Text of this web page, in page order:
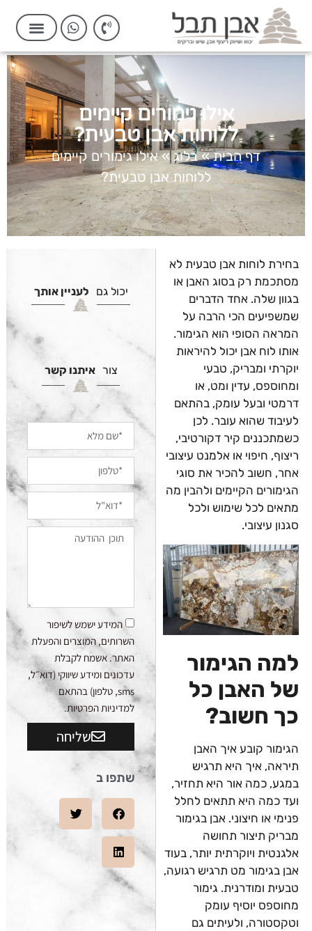
אילו גימורים קיימים
ללוחות אבן טבעית?
דף הבית»בלוג»אילו גימורים קיימים
ללוחות אבן טבעית?
בחירת לוחות אבן טבעית לא
מסתכמת רק בסוג האבן או
בגוון שלה. אחד הדברים
שמשפיעים הכי הרבה על
המראה הסופי הוא הגימור.
אותו לוח אבן יכול להיראות
יוקרתי ומבריק, טבעי
ומחוספס, עדין ומט, או
דרמטי ובעל עומק, בהתאם
לעיבוד שהוא עובר. לכן
כשמתכננים קיר דקורטיבי,
ריצוף, חיפוי או אלמנט עיצובי
אחר, חשוב להכיר את סוגי
הגימורים הקיימים ולהבין מה
מתאים לכל שימוש ולכל
סגנון עיצובי.
למה הגימור
של האבן כל
כך חשוב?
הגימור קובע איך האבן
תיראה, איך היא תרגיש
במגע, כמה אור היא תחזיר,
ועד כמה היא תתאים לחלל
פנימי או חיצוני. אבן בגימור
מבריק תיצור תחושה
אלגנטית ויוקרתית יותר, בעוד
אבן בגימור מט תרגיש רגועה,
טבעית ומודרנית. גימור
מחוספס יוסיף עומק
וטקסטורה, ולעיתים גם
יכול גם לעניין אותך
צור איתנו קשר
המידע ישמש לשיפור
השרותים, המוצרים והפעלת
האתר. אשמח לקבלת
עדכונים ומידע שיווקי (דוא״ל,
sms, טלפון) בהתאם
למדיניות הפרטיות.
שליחה
שתפו ב